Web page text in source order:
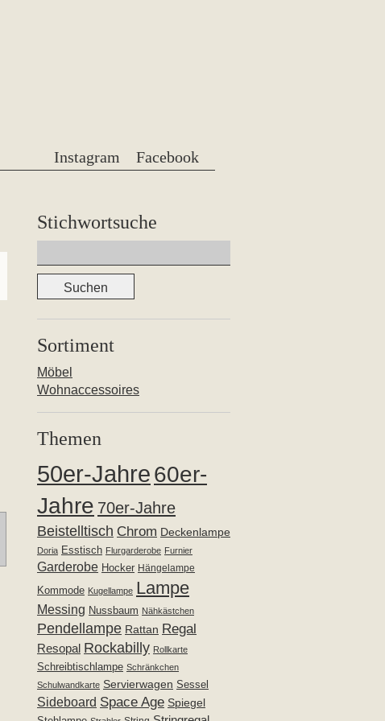
Facebook
Instagram
Stichwortsuche
nach:
Sortiment
Möbel
Wohnaccessoires
Themen
50er-Jahre60er-
Jahre 70er-Jahre
Beistelltisch Chrom Deckenlampe
Doria Esstisch Flurgarderobe Furnier
Garderobe Hocker Hängelampe
Kommode Kugellampe Lampe
Messing Nussbaum Nähkästchen
Pendellampe Rattan Regal
Resopal Rockabilly Rollkarte
Schreibtischlampe Schränkchen
Schulwandkarte Servierwagen Sessel
Sideboard Space Age Spiegel